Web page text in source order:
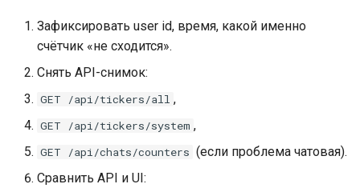
Зафиксировать user id, время, какой именно
счётчик «не сходится».
Снять API-снимок:
GET /api/tickers/all ,
GET /api/tickers/system ,
GET /api/chats/counters (если проблема чатовая).
Сравнить API и UI: